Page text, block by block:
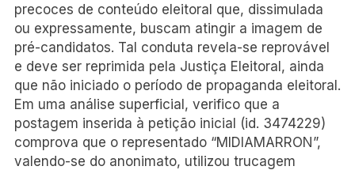
precoces de conteúdo eleitoral que, dissimulada
ou expressamente, buscam atingir a imagem de
pré-candidatos. Tal conduta revela-se reprovável
e deve ser reprimida pela Justiça Eleitoral, ainda
que não iniciado o período de propaganda eleitoral.
Em uma análise superficial, verifico que a
postagem inserida à petição inicial (id. 3474229)
comprova que o representado “MIDIAMARRON”,
valendo-se do anonimato, utilizou trucagem